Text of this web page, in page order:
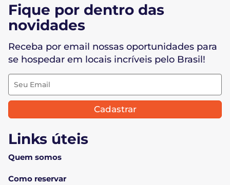
Links úteis
Quem somos
Como reservar
Fique por dentro das
novidades
Receba por email nossas oportunidades para
se hospedar em locais incríveis pelo Brasil!
Cadastrar